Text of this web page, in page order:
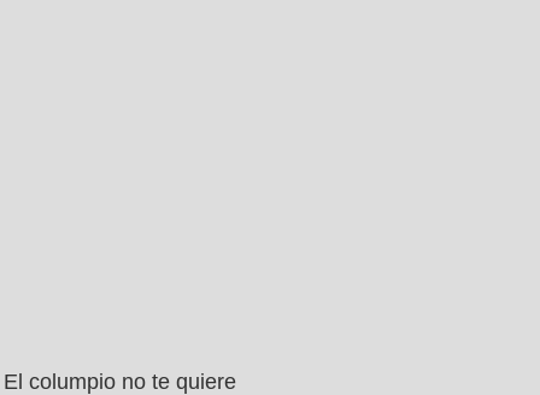
El columpio no te quiere